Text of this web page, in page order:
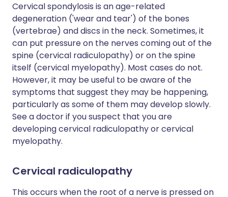
Cervical spondylosis is an age-related
degeneration ('wear and tear') of the bones
(vertebrae) and discs in the neck. Sometimes, it
can put pressure on the nerves coming out of the
spine (cervical radiculopathy) or on the spine
itself (cervical myelopathy). Most cases do not.
However, it may be useful to be aware of the
symptoms that suggest they may be happening,
particularly as some of them may develop slowly.
See a doctor if you suspect that you are
developing cervical radiculopathy or cervical
myelopathy.
Cervical radiculopathy
This occurs when the root of a nerve is pressed on